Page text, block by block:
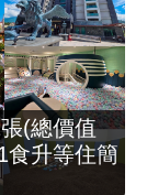
(總價值
食升等住簡